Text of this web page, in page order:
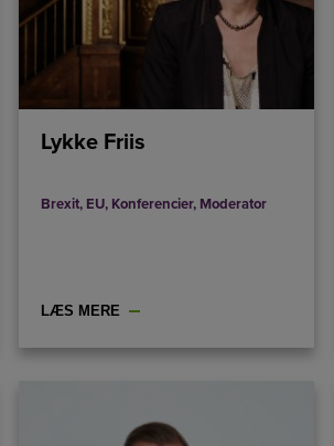
Lykke Friis
Brexit, EU, Konferencier, Moderator
LÆS MERE